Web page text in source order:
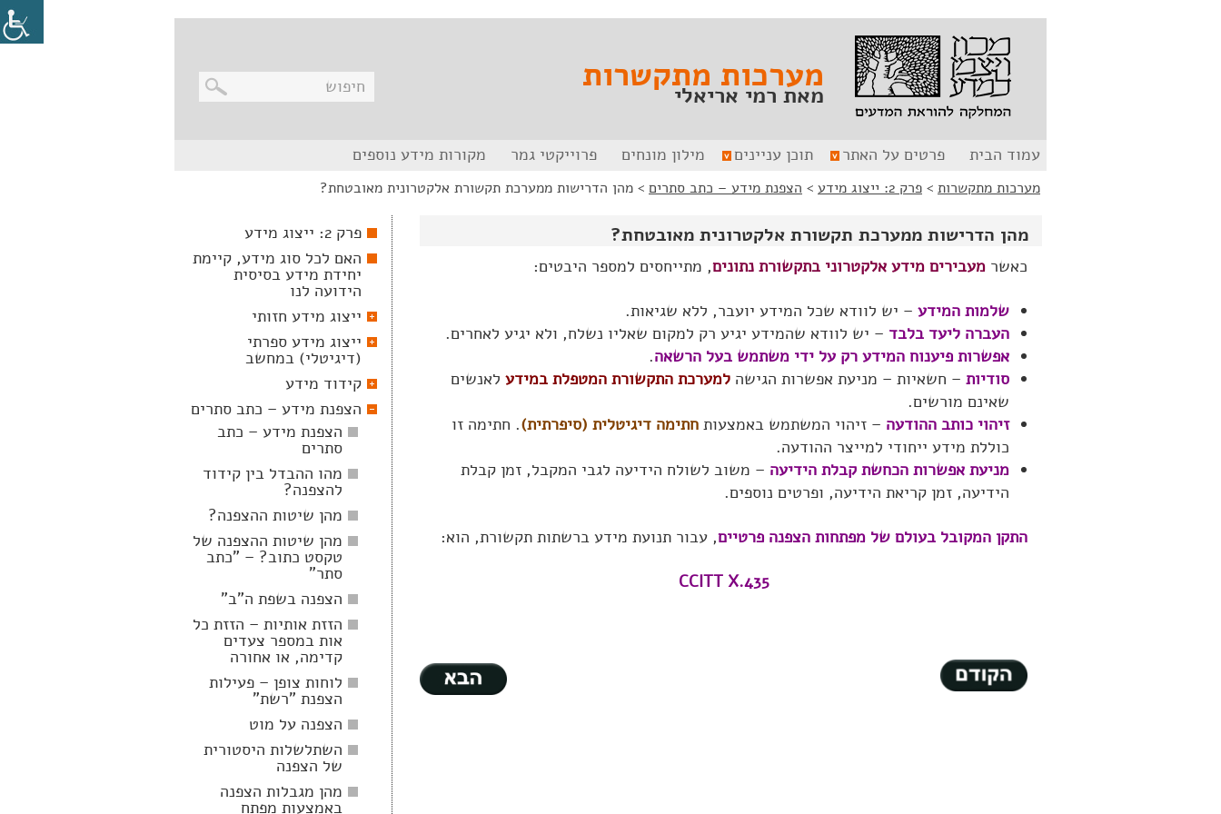
מערכות מתקשרות
מאת רמי אריאלי
עמוד הבית פרטים על האתר תוכן עניינים מילון מונחים פרוייקטי גמר מקורות מידע נוספים
מערכות מתקשרות > פרק 2: ייצוג מידע > הצפנת מידע – כתב סתרים > מהן הדרישות ממערכת תקשורת אלקטרונית מאובטחת?
מהן הדרישות ממערכת תקשורת אלקטרונית מאובטחת?
כאשר מעבירים מידע אלקטרוני בתקשורת נתונים, מתייחסים למספר היבטים:
שלמות המידע – יש לוודא שכל המידע יועבר, ללא שגיאות.
העברה ליעד בלבד – יש לוודא שהמידע יגיע רק למקום שאליו נשלח, ולא יגיע לאחרים.
אפשרות פיענוח המידע רק על ידי משתמש בעל הרשאה.
סודיות – חשאיות – מניעת אפשרות הגישה למערכת התקשורת המטפלת במידע לאנשים
שאינם מורשים.
זיהוי כותב ההודעה – זיהוי המשתמש באמצעות חתימה דיגיטלית (סיפרתית). חתימה זו
כוללת מידע ייחודי למייצר ההודעה.
מניעת אפשרות הכחשת קבלת הידיעה – משוב לשולח הידיעה לגבי המקבל, זמן קבלת
הידיעה, זמן קריאת הידיעה, ופרטים נוספים.
התקן המקובל בעולם של מפתחות הצפנה פרטיים, עבור תנועת מידע ברשתות תקשורת, הוא:
CCITT X.435
פרק 2: ייצוג מידע
האם לכל סוג מידע, קיימת
יחידת מידע בסיסית
הידועה לנו
ייצוג מידע חזותי
ייצוג מידע ספרתי
(דיגיטלי) במחשב
קידוד מידע
הצפנת מידע – כתב סתרים
הצפנת מידע – כתב
סתרים
מהו ההבדל בין קידוד
להצפנה?
מהן שיטות ההצפנה?
מהן שיטות ההצפנה של
טקסט כתוב? – "כתב
סתר"
הצפנה בשפת ה"ב"
הזזת אותיות – הזזת כל
אות במספר צעדים
קדימה, או אחורה
לוחות צופן – פעילות
הצפנת "רשת"
הצפנה על מוט
השתלשלות היסטורית
של הצפנה
מהן מגבלות הצפנה
באמצעות מפתח